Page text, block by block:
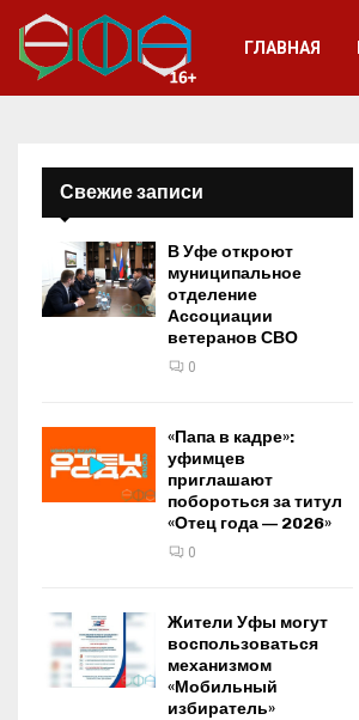
ГЛАВНАЯ
Свежие записи
В Уфе откроют
муниципальное
отделение
Ассоциации
ветеранов СВО
0
«Папа в кадре»:
уфимцев
приглашают
побороться за титул
«Отец года — 2026»
0
Жители Уфы могут
воспользоваться
механизмом
«Мобильный
избиратель»